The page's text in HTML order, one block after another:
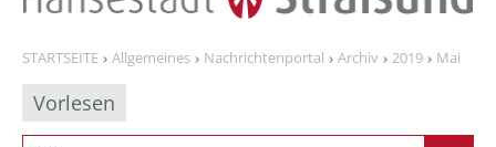
STARTSEITE Allgemeines Nachrichtenportal Archiv 2019 Mai
Vorlesen